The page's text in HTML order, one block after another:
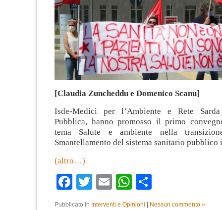
[Claudia Zuncheddu e Domenico Scanu]
Isde-Medici per l’Ambiente e Rete
Pubblica, hanno promosso il primo
tema Salute e ambiente nella
Smantellamento del sistema sanitario pubblico
(altro…)
Facebook
TwitterEmailWhatsApp
Pubblicato in Interventi e Opinioni | Nessun commento »